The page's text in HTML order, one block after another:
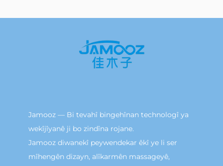
Jamooz — Bi tevahî bingehînan technologî ya
wekîjîyanê ji bo zindîna rojane.
Jamooz diwanekî peywendekar êkî ye li ser
mîhengên dizayn, alîkarmên massageyê,